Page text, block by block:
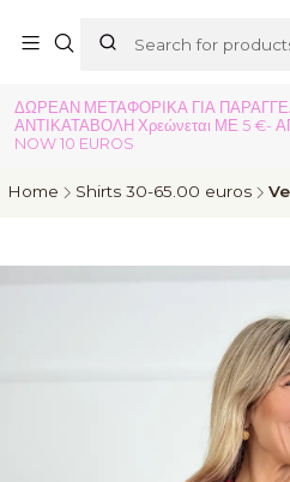
ΔΩΡΕΑΝ ΜΕΤΑΦΟΡΙΚΑ ΓΙΑ
ΑΝΤΙΚΑΤΑΒΟΛΗ Χρεώνεται ΜΕ 5
NOW 10 EUROS
Home Shirts 30-65.00 euros